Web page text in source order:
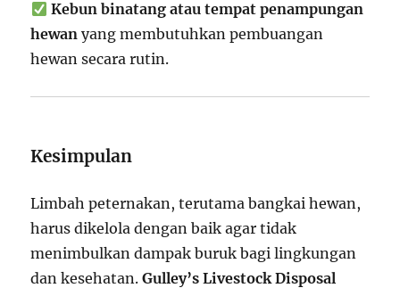
Kebun binatang atau tempat penampungan
hewan yang membutuhkan pembuangan
hewan secara rutin.
Kesimpulan
Limbah peternakan, terutama bangkai hewan,
harus dikelola dengan baik agar tidak
menimbulkan dampak buruk bagi lingkungan
dan kesehatan.Gulley’s Livestock Disposal